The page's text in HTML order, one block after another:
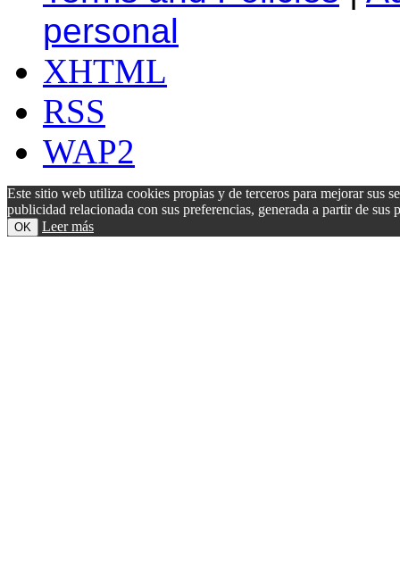
personal
XHTML
RSS
WAP2
Este sitio web utiliza cookies propias y de terceros para mejorar sus
publicidad relacionada con sus preferencias, generada a partir de
OK Leer más